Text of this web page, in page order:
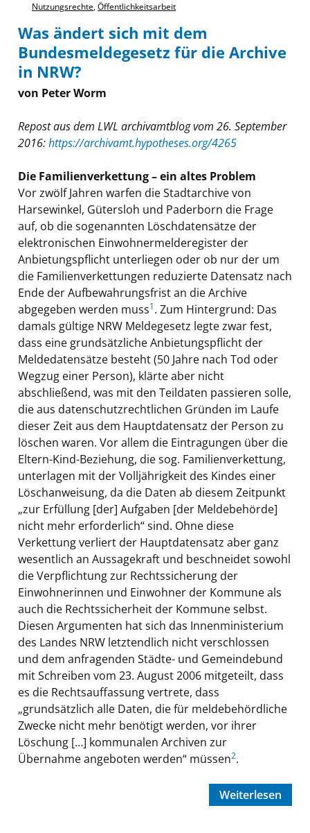
Nutzungsrechte,Öffentlichkeitsarbeit
Was ändert sich mit dem
Bundesmeldegesetz für die Archive
in NRW?
von Peter Worm
Repost aus dem LWL archivamtblog vom 26. September
2016:https://archivamt.hypotheses.org/4265
Die Familienverkettung – ein altes Problem
Vor zwölf Jahren warfen die Stadtarchive von
Harsewinkel, Gütersloh und Paderborn die Frage
auf, ob die sogenannten Löschdatensätze der
elektronischen Einwohnermelderegister der
Anbietungspflicht unterliegen oder ob nur der um
die Familienverkettungen reduzierte Datensatz nach
Ende der Aufbewahrungsfrist an die Archive
abgegeben werden muss1. Zum Hintergrund: Das
damals gültige NRW Meldegesetz legte zwar fest,
dass eine grundsätzliche Anbietungspflicht der
Meldedatensätze besteht (50 Jahre nach Tod oder
Wegzug einer Person), klärte aber nicht
abschließend, was mit den Teildaten passieren solle,
die aus datenschutzrechtlichen Gründen im Laufe
dieser Zeit aus dem Hauptdatensatz der Person zu
löschen waren. Vor allem die Eintragungen über die
Eltern-Kind-Beziehung, die sog. Familienverkettung,
unterlagen mit der Volljährigkeit des Kindes einer
Löschanweisung, da die Daten ab diesem Zeitpunkt
„zur Erfüllung [der] Aufgaben [der Meldebehörde]
nicht mehr erforderlich“ sind. Ohne diese
Verkettung verliert der Hauptdatensatz aber ganz
wesentlich an Aussagekraft und beschneidet sowohl
die Verpflichtung zur Rechtssicherung der
Einwohnerinnen und Einwohner der Kommune als
auch die Rechtssicherheit der Kommune selbst.
Diesen Argumenten hat sich das Innenministerium
des Landes NRW letztendlich nicht verschlossen
und dem anfragenden Städte- und Gemeindebund
mit Schreiben vom 23. August 2006 mitgeteilt, dass
es die Rechtsauffassung vertrete, dass
„grundsätzlich alle Daten, die für meldebehördliche
Zwecke nicht mehr benötigt werden, vor ihrer
Löschung […] kommunalen Archiven zur
Übernahme angeboten werden“ müssen2.
Weiterlesen